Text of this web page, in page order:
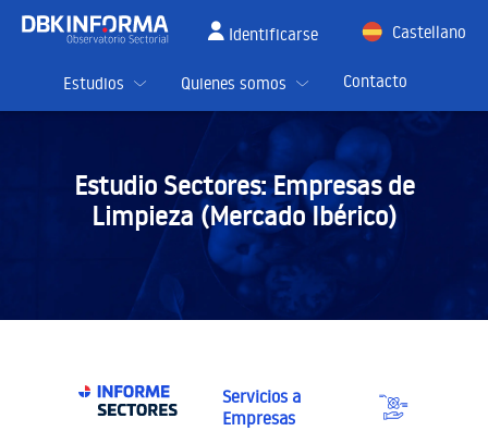
Identificarse
Castellano
Estudios
Quienes somos Contacto
Estudio Sectores:Empresas de
Limpieza (Mercado Ibérico)
Servicios a
Empresas